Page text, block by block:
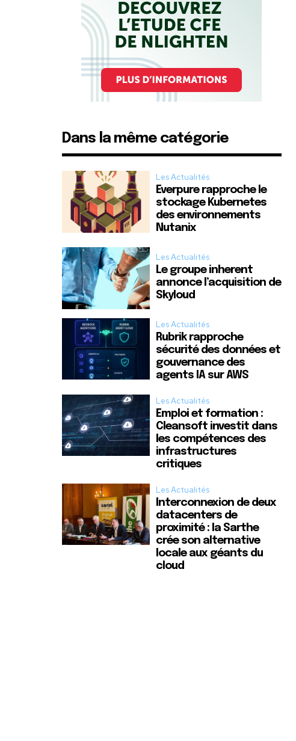
Dans la même catégorie
Les Actualités
Everpure rapproche le
stockage Kubernetes
des environnements
Nutanix
Les Actualités
Le groupe inherent
annonce l’acquisition de
Skyloud
Les Actualités
Rubrik rapproche
sécurité des données et
gouvernance des
agents IA sur AWS
Les Actualités
Emploi et formation :
Cleansoft investit dans
les compétences des
infrastructures
critiques
Les Actualités
Interconnexion de deux
datacenters de
proximité : la Sarthe
crée son alternative
locale aux géants du
cloud